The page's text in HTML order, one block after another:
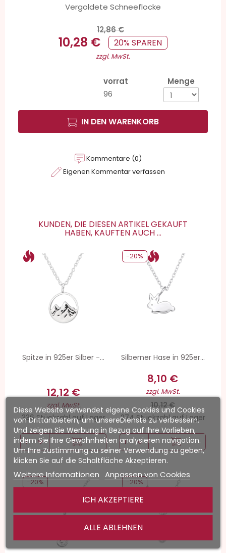
Vergoldete Schneeflocke
12,86 €
10,28 € 20% SPAREN
zzgl. MwSt.
vorrat
96
Menge
IN DEN WARENKORB
Kommentare (0)
Eigenen Kommentar verfassen
KUNDEN, DIE DIESEN ARTIKEL GEKAUFT
HABEN, KAUFTEN AUCH ...
Spitze in 925er Silber -...
12,12 €
zzgl. MwSt.
336 Stückzahl auf Lager
Silberner Hase in 925er...
8,10 €
zzgl. MwSt.
10,12 €
274 Stückzahl auf Lager
-20%
-20% -20%
Diese Website verwendet eigene Cookies und Cookies
von Drittanbietern, um unsereDienste zu verbessern.
Und zeigen Sie Werbung in Bezug auf Ihre Vorlieben,
indem Sie Ihre Gewohnheiten analysieren navigation.
Um Ihre Zustimmung zu seiner Verwendung zu geben,
klicken Sie auf die Schaltfläche Akzeptieren.
Weitere Informationen Anpassen von Cookies
ALLE ABLEHNEN
ICH AKZEPTIERE